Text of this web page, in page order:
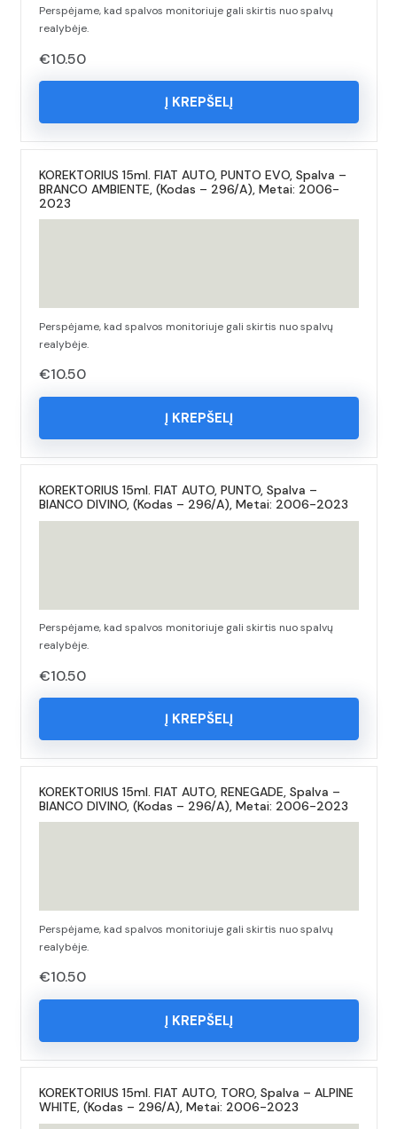
Perspėjame, kad spalvos monitoriuje gali skirtis nuo spalvų
realybėje.
€10.50
Į KREPŠELĮ
KOREKTORIUS 15ml. FIAT AUTO, PUNTO EVO, Spalva –
BRANCO AMBIENTE, (Kodas – 296/A), Metai: 2006-
2023
Perspėjame, kad spalvos monitoriuje gali skirtis nuo spalvų
realybėje.
€10.50
Į KREPŠELĮ
KOREKTORIUS 15ml. FIAT AUTO, PUNTO, Spalva –
BIANCO DIVINO, (Kodas – 296/A), Metai: 2006-2023
Perspėjame, kad spalvos monitoriuje gali skirtis nuo spalvų
realybėje.
€10.50
Į KREPŠELĮ
KOREKTORIUS 15ml. FIAT AUTO, RENEGADE, Spalva –
BIANCO DIVINO, (Kodas – 296/A), Metai: 2006-2023
Perspėjame, kad spalvos monitoriuje gali skirtis nuo spalvų
realybėje.
€10.50
Į KREPŠELĮ
KOREKTORIUS 15ml. FIAT AUTO, TORO, Spalva – ALPINE
WHITE, (Kodas – 296/A), Metai: 2006-2023